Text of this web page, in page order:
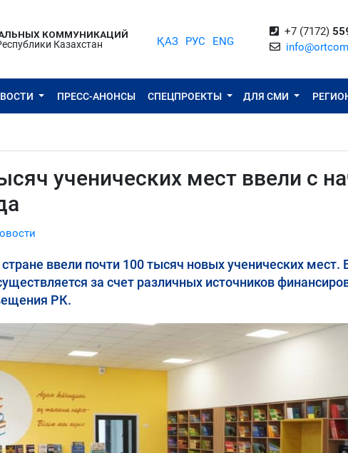
КОММУНИКАЦИЙ
Казахстан
ҚАЗ РУС ENG
+7 (7172)
ПРЕСС-АНОНСЫ СПЕЦПРОЕКТЫ ДЛЯ СМИ
ученических мест ввели с
ввели почти 100 тысяч новых ученических мест.
за счет различных источников
РК.